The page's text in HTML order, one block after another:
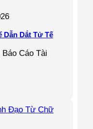
Dẫn Dắt Tử Tế
Cáo Tài